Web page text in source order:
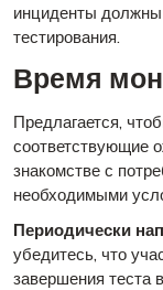
инциденты
тестирования.
Время
Предлагается,
соответствующие
знакомстве с
необходимыми
Периодически
убедитесь, что
завершения теста